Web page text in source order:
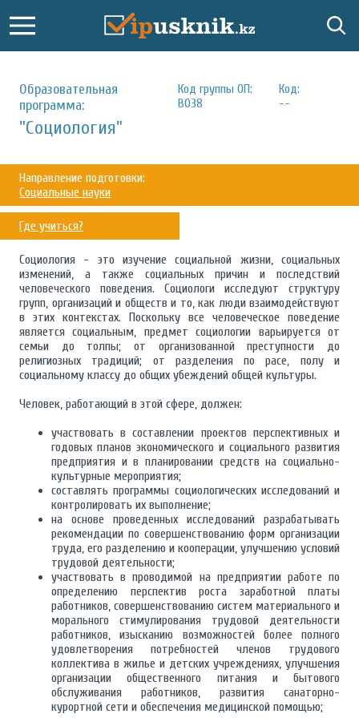
Образовательная
программа:
Код группы ОП:
B038
Код:
--
"Социология"
Направление подготовки:
Социальные науки
Где учиться?
Социология - это изучение социальной жизни, социальных
изменений, а также социальных причин и последствий
человеческого поведения. Социологи исследуют структуру
групп, организаций и обществ и то, как люди взаимодействуют
в этих контекстах. Поскольку все человеческое поведение
является социальным, предмет социологии варьируется от
семьи до толпы; от организованной преступности до
религиозных традиций; от разделения по расе, полу и
социальному классу до общих убеждений общей культуры.
Человек, работающий в этой сфере, должен:
участвовать в составлении проектов перспективных и
годовых планов экономического и социального развития
предприятия и в планировании средств на социально-
культурные мероприятия;
составлять программы социологических исследований и
контролировать их выполнение;
на основе проведенных исследований разрабатывать
рекомендации по совершенствованию форм организации
труда, его разделению и кооперации, улучшению условий
трудовой деятельности;
участвовать в проводимой на предприятии работе по
определению перспектив роста заработной платы
работников, совершенствованию систем материального и
морального стимулирования трудовой деятельности
работников, изысканию возможностей более полного
удовлетворения потребностей членов трудового
коллектива в жилье и детских учреждениях, улучшения
организации общественного питания и бытового
обслуживания работников, развития санаторно-
курортной сети и обеспечения медицинской помощью;